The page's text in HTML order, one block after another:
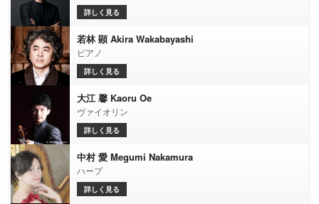
詳しく見る
若林 顕 Akira Wakabayashi
ピアノ
詳しく見る
大江 馨 Kaoru Oe
ヴァイオリン
詳しく見る
中村 愛 Megumi Nakamura
ハープ
詳しく見る